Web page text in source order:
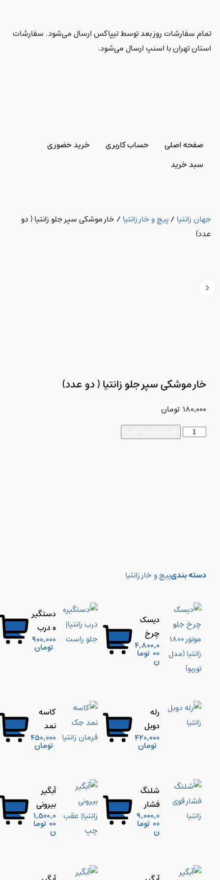
تمام سفارشات روز بعد توسط تیپاکس ارسال می‌شود. سفارشات
استان تهران با اسنپ ارسال می‌شود.
صفحه اصلی حساب کاربری
خرید حضوری
سبد خرید
جهان زانتیا/پیچ و خار زانتیا/ خار موشکی سپر جلو زانتیا ( دو
عدد)
خار موشکی سپر جلو زانتیا ( دو عدد)
180,000 تومان
دسته بندیپیچ و خار زانتیا
دیسک
چرخ
جلو
موتور
توربو)
4,800,0
00 توما
ن
دستگیر
ه درب
زانتیا|
جلو
900,000
تومان
رله
دوبل
زانتیا
420,000
تومان
کاسه
نمد
جک
فرمان
450,000
تومان
شلنگ
فشار
قوی
زانتیا
9,000,0
00 توما
ن
آبگیر
بیرونی
زانتیا|
عقب
1,500,0
00 توما
ن